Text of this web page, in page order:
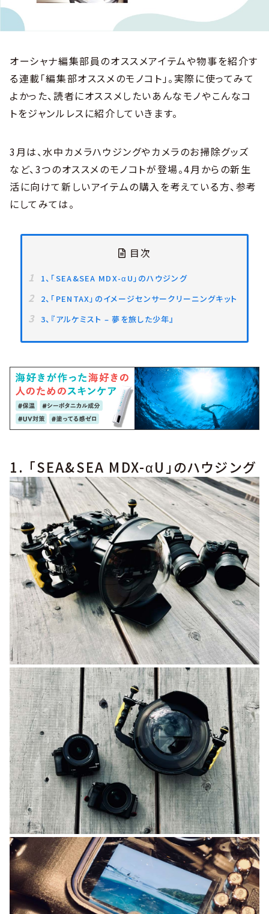
オーシャナ編集部員のオススメアイテムや物事を紹介す
る連載「編集部オススメのモノコト」。実際に使ってみて
よかった、読者にオススメしたいあんなモノやこんなコ
トをジャンルレスに紹介していきます。
3月は、水中カメラハウジングやカメラのお掃除グッズ
など、3つのオススメのモノコトが登場。4月からの新生
活に向けて新しいアイテムの購入を考えている方、参考
にしてみては。
目次
1、「SEA&SEA MDX-αU」のハウジング
2、「PENTAX」のイメージセンサークリーニングキット
3、『アルケミスト – 夢を旅した少年』
1. 「SEA&SEA MDX-αU」のハウジング